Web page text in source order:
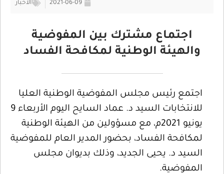
2021-06-09 الأخبار
اجتماع مشترك بين المفوضية
والهيئة الوطنية لمكافحة الفساد
اجتمع رئيس مجلس المفوضية الوطنية العليا
للانتخابات السيد د. عماد السايح اليوم الأربعاء 9
يونيو 2021م، مع مسؤولين من الهيئة الوطنية
لمكافحة الفساد، بحضور المدير العام للمفوضية
السيد د. يحيى الجديد، وذلك بديوان مجلس
المفوضية.